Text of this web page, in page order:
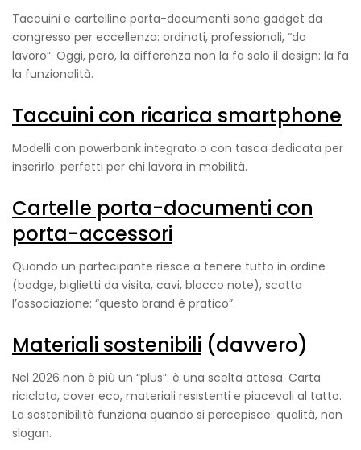
Taccuini e cartelline porta-documenti sono gadget da
congresso per eccellenza: ordinati, professionali, “da
lavoro”. Oggi, però, la differenza non la fa solo il design: la fa
la funzionalità.
Taccuini con ricarica smartphone
Modelli con powerbank integrato o con tasca dedicata per
inserirlo: perfetti per chi lavora in mobilità.
Cartelle porta-documenti con
porta-accessori
Quando un partecipante riesce a tenere tutto in ordine
(badge, biglietti da visita, cavi, blocco note), scatta
l’associazione: “questo brand è pratico”.
Materiali sostenibili (davvero)
Nel 2026 non è più un “plus”: è una scelta attesa. Carta
riciclata, cover eco, materiali resistenti e piacevoli al tatto.
La sostenibilità funziona quando si percepisce: qualità, non
slogan.